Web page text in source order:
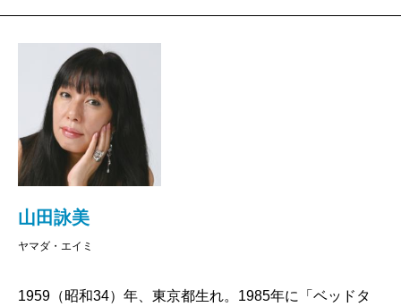
山田詠美
ヤマダ・エイミ
1959（昭和34）年、東京都生れ。1985年に「ベッドタ